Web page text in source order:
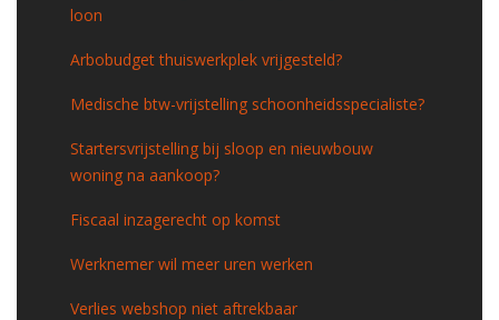
loon
Arbobudget thuiswerkplek vrijgesteld?
Medische btw-vrijstelling schoonheidsspecialiste?
Startersvrijstelling bij sloop en nieuwbouw
woning na aankoop?
Fiscaal inzagerecht op komst
Werknemer wil meer uren werken
Verlies webshop niet aftrekbaar